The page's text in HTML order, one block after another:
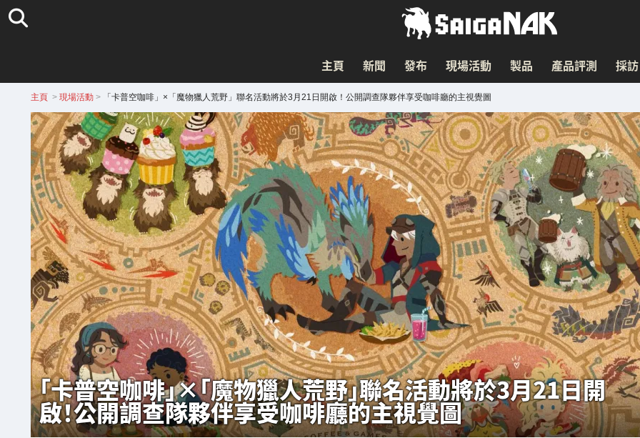
主頁 新聞 發布 現場活動 製品 產品評測 採訪
主頁 > 現場活動> 「卡普空咖啡」×「魔物獵人荒野」聯名活動將於3月21日開啟！公開調查隊夥伴享受咖啡廳的主視覺圖
「卡普空咖啡」×「魔物獵人荒野」聯名活動將於3月21日開
啟！公開調查隊夥伴享受咖啡廳的主視覺圖